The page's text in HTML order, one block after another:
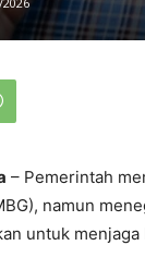
– Pemerintah
namun
untuk